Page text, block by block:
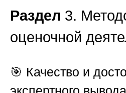
Раздел 3.
оценочной
🎯 Качество и